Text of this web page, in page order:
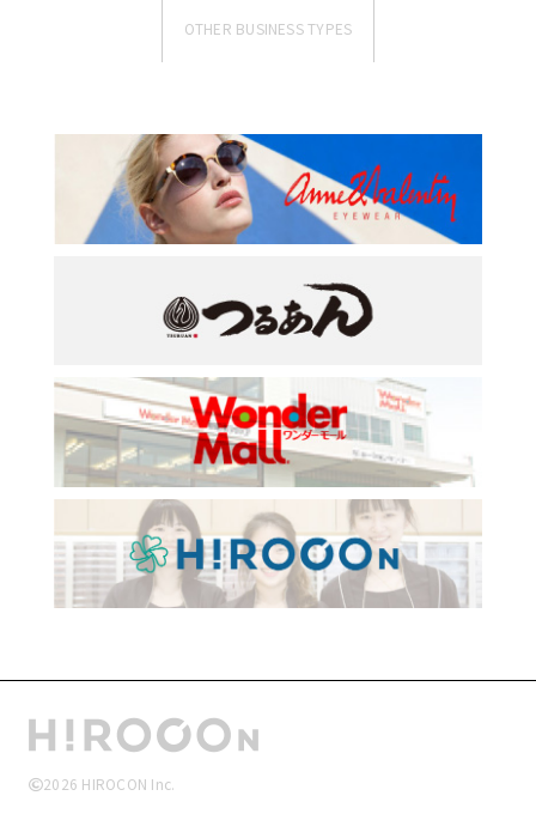
OTHER BUSINESS TYPES
2026 HIROCON Inc.